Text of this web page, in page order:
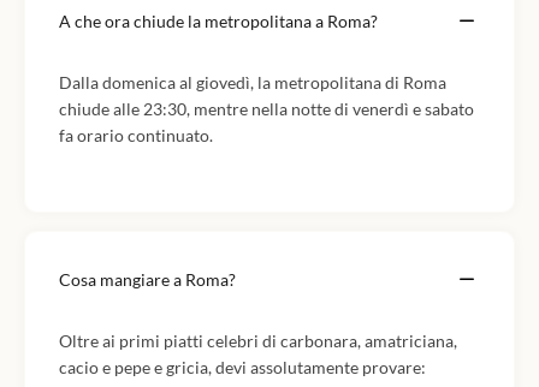
A che ora chiude la metropolitana a Roma?
Dalla domenica al giovedì, la metropolitana di Roma
chiude alle 23:30, mentre nella notte di venerdì e sabato
fa orario continuato.
Cosa mangiare a Roma?
Oltre ai primi piatti celebri di carbonara, amatriciana,
cacio e pepe e gricia, devi assolutamente provare: